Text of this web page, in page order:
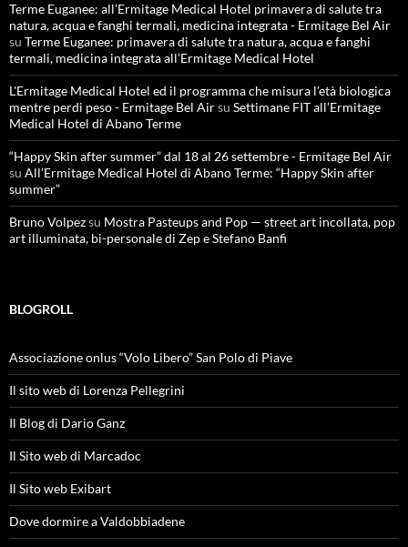
Terme Euganee: all’Ermitage Medical Hotel primavera di salute tra
natura, acqua e fanghi termali, medicina integrata - Ermitage Bel Air
su Terme Euganee: primavera di salute tra natura, acqua e fanghi
termali, medicina integrata all’Ermitage Medical Hotel
L'Ermitage Medical Hotel ed il programma che misura l’età biologica
mentre perdi peso - Ermitage Bel Airsu Settimane FIT all’Ermitage
Medical Hotel di Abano Terme
“Happy Skin after summer” dal 18 al 26 settembre - Ermitage Bel Air
su All’Ermitage Medical Hotel di Abano Terme: “Happy Skin after
summer”
Bruno Volpezsu Mostra Pasteups and Pop — street art incollata, pop
art illuminata, bi-personale di Zep e Stefano Banfi
BLOGROLL
Associazione onlus “Volo Libero” San Polo di Piave
Il sito web di Lorenza Pellegrini
Il Blog di Dario Ganz
Il Sito web di Marcadoc
Il Sito web Exibart
Dove dormire a Valdobbiadene